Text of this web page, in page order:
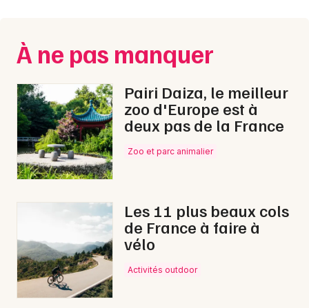
Concerts
Sports
Soirées
Sorties famille
Sorties & loisirs
Fête de la musique dans l' Aisne
Fête de la musique en Picardie
Nice
Paris
Strasbourg
Toulouse
Toutes les villes
À ne pas manquer
Pairi Daiza, le meilleur
zoo d'Europe est à
deux pas de la France
Zoo et parc animalier
Les 11 plus beaux cols
de France à faire à
vélo
Activités outdoor